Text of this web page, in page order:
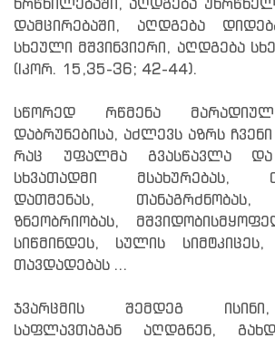
ხრწნილებაში, აღდგება
დამცირებაში, აღდგება
სხეული მშვინვიერი, აღდგება
(Iკორ. 15,35-36; 42-44).
სწორედ რწმენა მარადიულ
დაბრუნებისა, აძლევს აზრს
რაც უფალმა გვასწავლა და
სხვათადმი მსახურებას,
დათმენას, თანაგრძნობას,
ზნეობრიობას,
სიწმინდეს, სულის სიმტკიცეს,
თავდადებას ...
ჯვარცმის შემდეგ
საფლავთაგან აღდგნენ,